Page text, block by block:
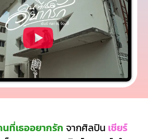
ที่เธออยากรัก จากศิลปิน เชียร์